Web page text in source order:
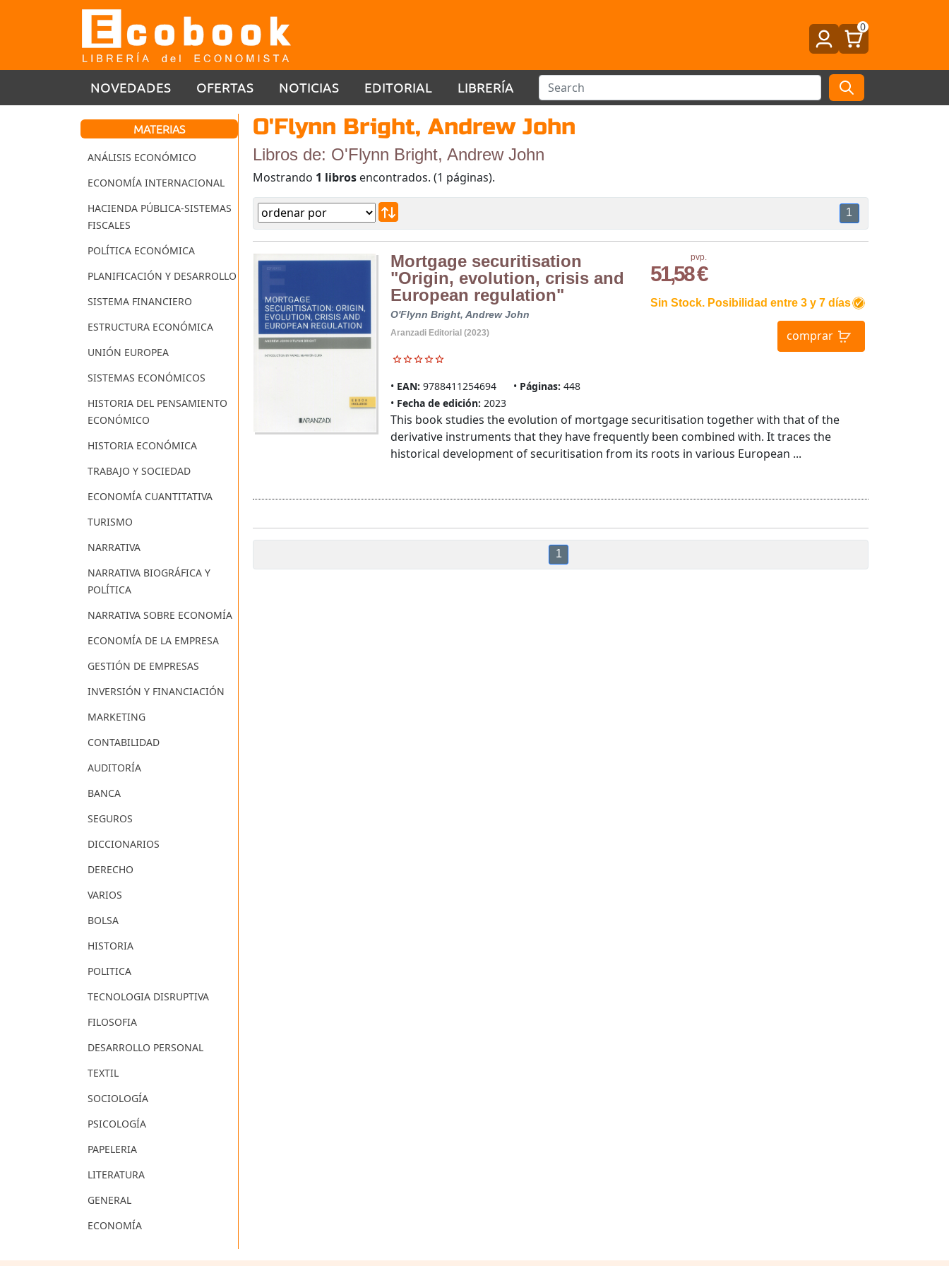
0
NOVEDADES OFERTAS NOTICIAS EDITORIAL LIBRERÍA
MATERIAS
ANÁLISIS ECONÓMICO
ECONOMÍA INTERNACIONAL
HACIENDA PÚBLICA-SISTEMAS
FISCALES
POLÍTICA ECONÓMICA
PLANIFICACIÓN Y DESARROLLO
SISTEMA FINANCIERO
ESTRUCTURA ECONÓMICA
UNIÓN EUROPEA
SISTEMAS ECONÓMICOS
HISTORIA DEL PENSAMIENTO
ECONÓMICO
HISTORIA ECONÓMICA
TRABAJO Y SOCIEDAD
ECONOMÍA CUANTITATIVA
TURISMO
NARRATIVA
NARRATIVA BIOGRÁFICA Y
POLÍTICA
NARRATIVA SOBRE ECONOMÍA
ECONOMÍA DE LA EMPRESA
GESTIÓN DE EMPRESAS
INVERSIÓN Y FINANCIACIÓN
MARKETING
CONTABILIDAD
AUDITORÍA
BANCA
SEGUROS
DICCIONARIOS
DERECHO
VARIOS
BOLSA
HISTORIA
POLITICA
TECNOLOGIA DISRUPTIVA
FILOSOFIA
DESARROLLO PERSONAL
TEXTIL
SOCIOLOGÍA
PSICOLOGÍA
PAPELERIA
LITERATURA
GENERAL
ECONOMÍA
O'Flynn Bright, Andrew John
Libros de: O'Flynn Bright, Andrew John
Mostrando 1 libros encontrados. (1 páginas).
1
Mortgage securitisation
"Origin, evolution, crisis and
European regulation"
O'Flynn Bright, Andrew John
Aranzadi Editorial (2023)
EAN: 9788411254694 Páginas: 448
Fecha de edición: 2023
pvp.
51,58 €
Sin Stock. Posibilidad entre 3 y 7 días
comprar
This book studies the evolution of mortgage securitisation together with that of the
derivative instruments that they have frequently been combined with. It traces the
historical development of securitisation from its roots in various European ...
1